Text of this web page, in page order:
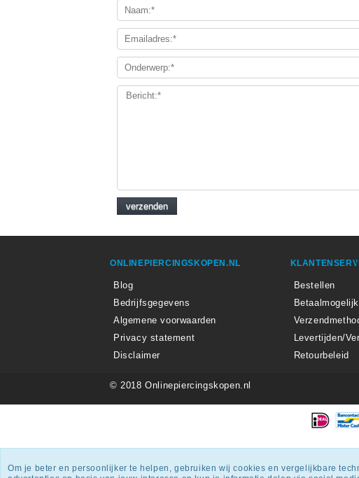
ONLINEPIERCINGSKOPEN.NL
Blog
Bedrijfsgegevens
Algemene voorwaarden
Privacy statement
Disclaimer
Bestellen
Levertijden/
Retourbeleid
© 2018 Onlinepiercingskopen.nl
Om je beter en persoonlijker te helpen, gebruiken wij cookies en vergelijkbare